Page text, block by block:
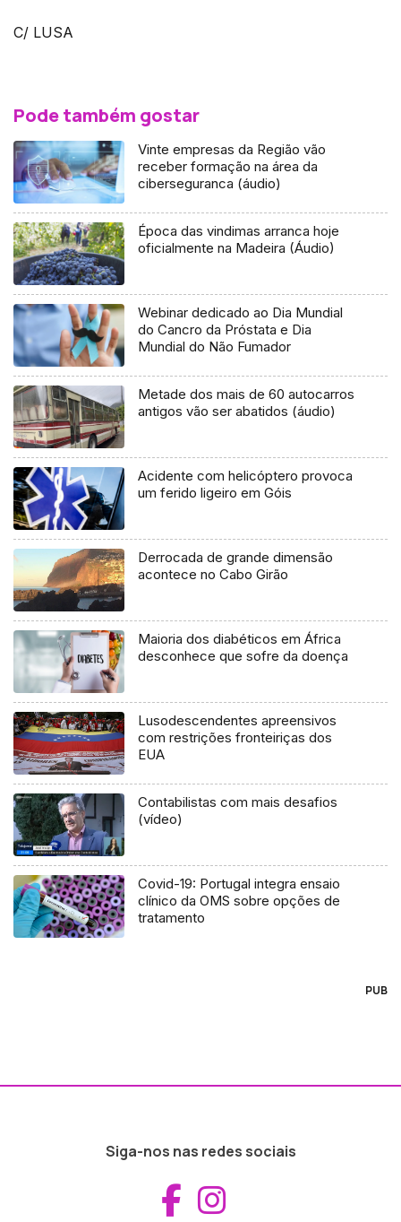
C/ LUSA
Pode também gostar
Vinte empresas da Região vão
receber formação na área da
ciberseguranca (áudio)
Época das vindimas arranca hoje
oficialmente na Madeira (Áudio)
Webinar dedicado ao Dia Mundial
do Cancro da Próstata e Dia
Mundial do Não Fumador
Metade dos mais de 60 autocarros
antigos vão ser abatidos (áudio)
Acidente com helicóptero provoca
um ferido ligeiro em Góis
Derrocada de grande dimensão
acontece no Cabo Girão
Maioria dos diabéticos em África
desconhece que sofre da doença
Lusodescendentes apreensivos
com restrições fronteiriças dos
EUA
Contabilistas com mais desafios
(vídeo)
Covid-19: Portugal integra ensaio
clínico da OMS sobre opções de
tratamento
PUB
Siga-nos nas redes sociais
Aceder ao